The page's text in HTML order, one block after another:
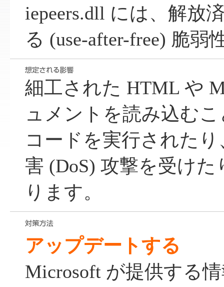
iepeers.dll には、解放
る (use-after-free) 脆弱
細工された HTML や
ュメントを読み込む
コードを実行された
害 (DoS) 攻撃を受け
ります。
アップデートする
Microsoft が提供する